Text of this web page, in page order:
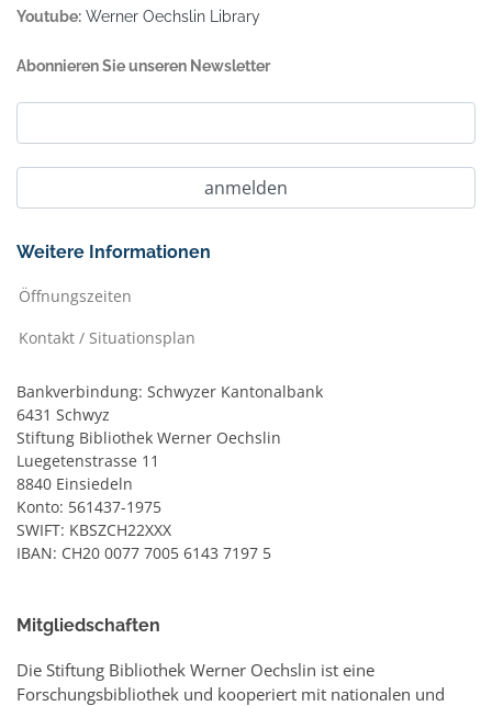
Youtube: Werner Oechslin Library
Abonnieren Sie unseren Newsletter
Weitere Informationen
Öffnungszeiten
Kontakt / Situationsplan
Bankverbindung: Schwyzer Kantonalbank
6431 Schwyz
Stiftung Bibliothek Werner Oechslin
Luegetenstrasse 11
8840 Einsiedeln
Konto: 561437-1975
SWIFT: KBSZCH22XXX
IBAN: CH20 0077 7005 6143 7197 5
Mitgliedschaften
Die Stiftung Bibliothek Werner Oechslin ist eine
Forschungsbibliothek und kooperiert mit nationalen und